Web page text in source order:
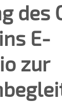
des
E-
zur